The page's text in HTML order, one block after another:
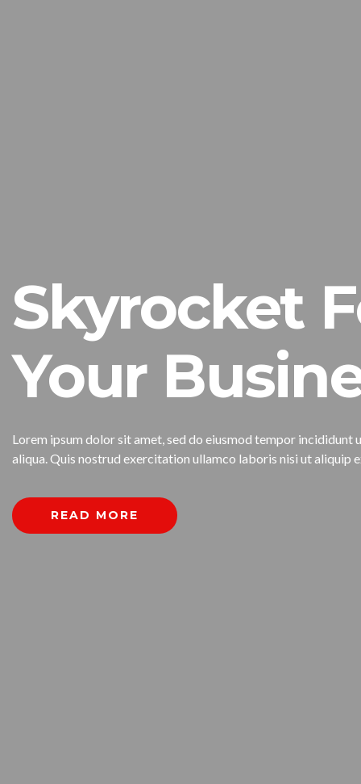
Skyrocket
Your
Lorem ipsum dolor sit amet, sed do eiusmod tempor incididunt
aliqua. Quis nostrud exercitation ullamco laboris nisi ut aliquip
READ MORE